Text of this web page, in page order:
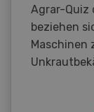
Agrar-Quiz
beziehen
Maschinen